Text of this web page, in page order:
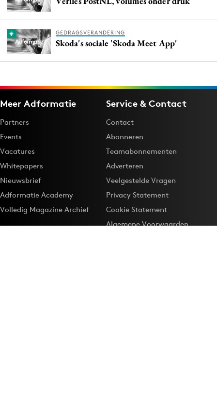
GEDRAGSVERANDERING
Skoda's sociale 'Skoda Meet App'
Meer Adformatie
Partners
Events
Vacatures
Whitepapers
Nieuwsbrief
Adformatie Academy
Volledig Magazine Archief
Service & Contact
Contact
Abonneren
Teamabonnementen
Adverteren
Veelgestelde Vragen
Privacy Statement
Cookie Statement
Algemene Voorwaarden